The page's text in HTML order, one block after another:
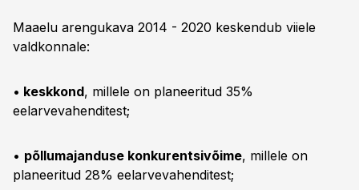
Maaelu arengukava 2014 - 2020 keskendub viiele
valdkonnale:
• keskkond, millele on planeeritud 35%
eelarvevahenditest;
• põllumajanduse konkurentsivõime, millele on
planeeritud 28% eelarvevahenditest;